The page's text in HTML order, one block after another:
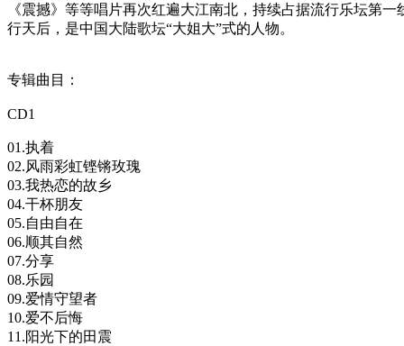
《震撼》等等唱片再次红遍大江南北，持续占据流行乐坛第
行天后，是中国大陆歌坛“大姐大”式的人物。
专辑曲目：
CD1
01.执着
02.风雨彩虹铿锵玫瑰
03.我热恋的故乡
04.干杯朋友
05.自由自在
06.顺其自然
07.分享
08.乐园
09.爱情守望者
10.爱不后悔
11.阳光下的田震